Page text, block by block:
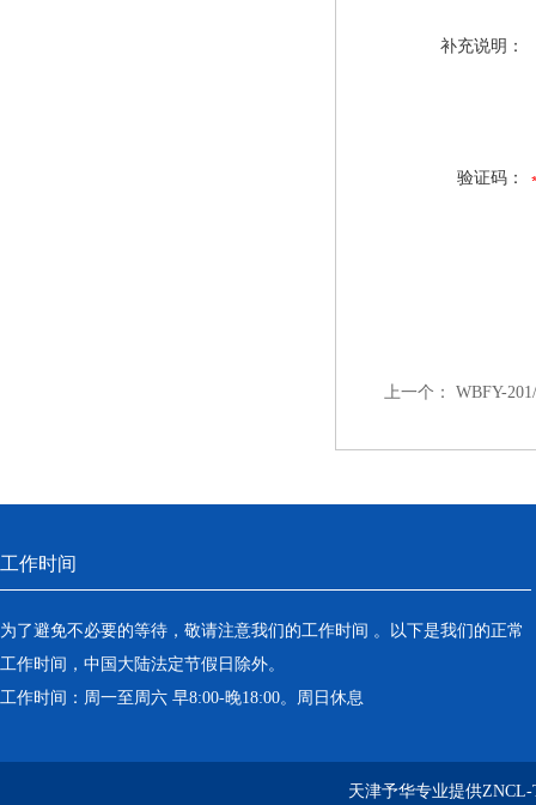
补充说明：
验证码：
上一个： WBFY-
工作时间
为了避免不必要的等待，敬请注意我们的工作时间 。以下是我们的正常
工作时间，中国大陆法定节假日除外。
工作时间：周一至周六 早8:00-晚18:00。周日休息
天津予华专业提供